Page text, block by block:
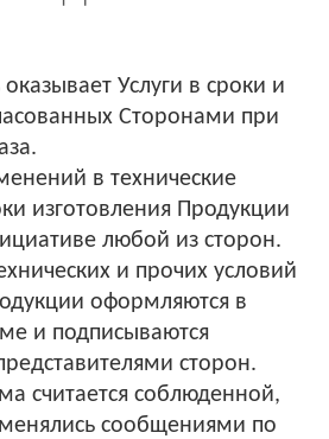
Услуги в сроки и
Сторонами при
в технические
изготовления Продукции
любой из сторон.
и прочих условий
оформляются в
и подписываются
сторон.
считается соблюденной,
сообщениями по